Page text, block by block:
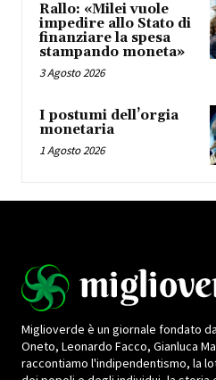
Rallo: «Milei vuole
impedire allo Stato di
finanziare la spesa
stampando moneta»
3 Agosto 2026
I postumi dell’orgia
monetaria
1 Agosto 2026
Miglioverde è un giornale fondato
Oneto, Leonardo Facco, Gianluca
raccontiamo l'indipendentismo, la